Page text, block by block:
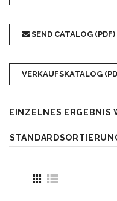
SEND CATALOG (PDF)
VERKAUFSKATALOG
EINZELNES ERGEBNIS